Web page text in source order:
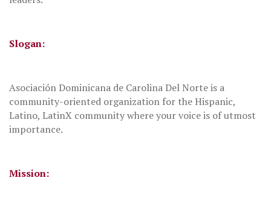
Slogan:
Asociación Dominicana de Carolina Del Norte is a
community-oriented organization for the Hispanic,
Latino, LatinX community where your voice is of utmost
importance.
Mission: